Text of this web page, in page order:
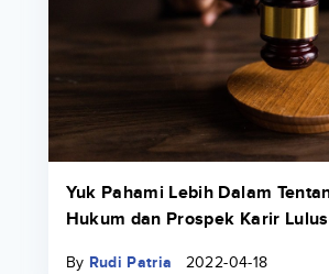
Yuk Pahami Lebih Dalam
Hukum dan Prospek Karir
By Rudi Patria 2022-04-18